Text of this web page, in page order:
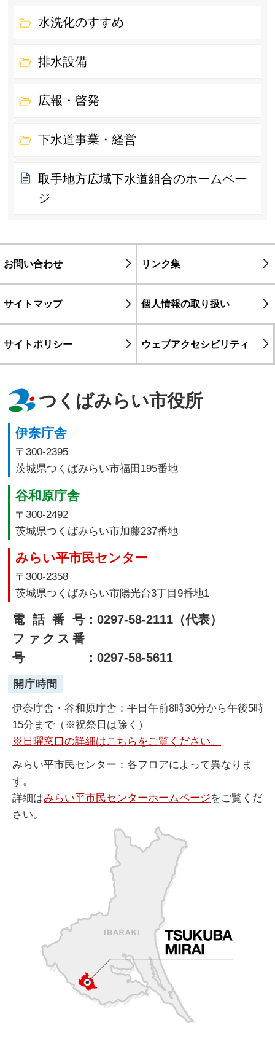
水洗化のすすめ
排水設備
広報・啓発
下水道事業・経営
取手地方広域下水道組合のホームペー
ジ
お問い合わせ リンク集
サイトマップ 個人情報の取り扱い
サイトポリシー ウェブアクセシビリティ
つくばみらい市役所
伊奈庁舎
〒300-2395
茨城県つくばみらい市福田195番地
谷和原庁舎
〒300-2492
茨城県つくばみらい市加藤237番地
みらい平市民センター
〒300-2358
茨城県つくばみらい市陽光台3丁目9番地1
電話番号：0297-58-2111（代表）
ファクス番
号
：0297-58-5611
開庁時間
伊奈庁舎・谷和原庁舎：平日午前8時30分から午後5時
15分まで（※祝祭日は除く）
※日曜窓口の詳細はこちらをご覧ください。
みらい平市民センター：各フロアによって異なりま
す。
詳細はみらい平市民センターホームページをご覧くだ
さい。